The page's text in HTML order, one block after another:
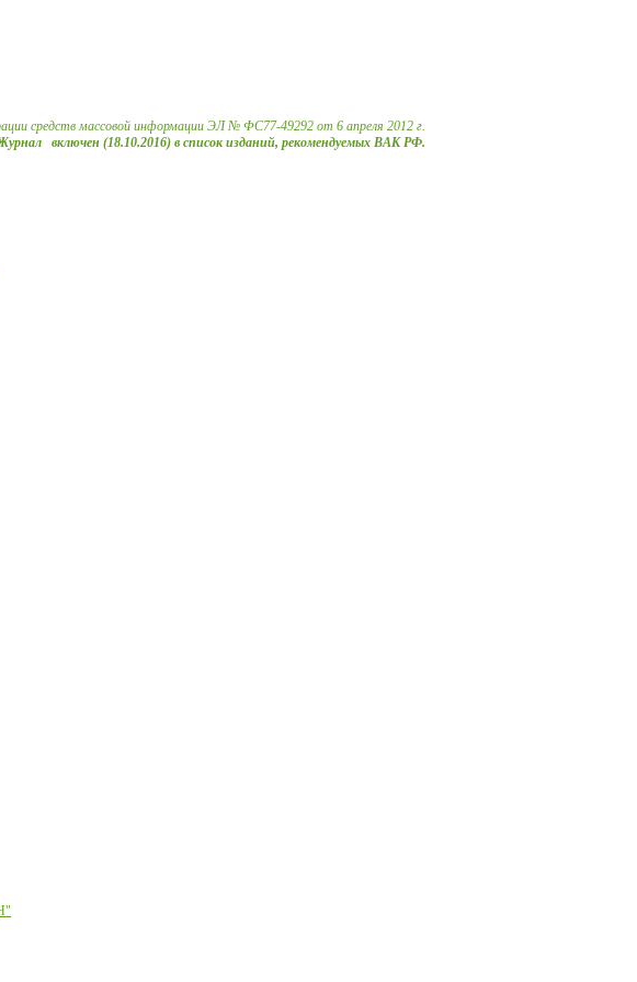
средств массовой информации ЭЛ № ФС77-49292 от 6 апреля 2012 г.
включен (18.10.2016) в список изданий, рекомендуемых ВАК РФ.